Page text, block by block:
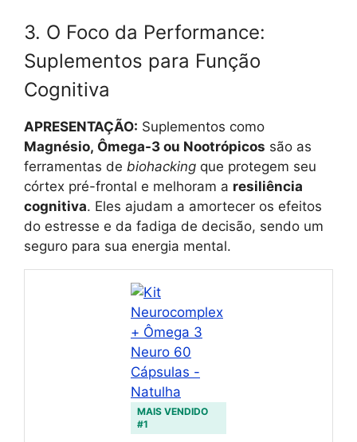
3. O Foco da Performance:
Suplementos para Função
Cognitiva
APRESENTAÇÃO: Suplementos como
Magnésio, Ômega-3 ou Nootrópicos são as
ferramentas de biohacking que protegem seu
córtex pré-frontal e melhoram a resiliência
cognitiva. Eles ajudam a amortecer os efeitos
do estresse e da fadiga de decisão, sendo um
seguro para sua energia mental.
MAIS VENDIDO
#1